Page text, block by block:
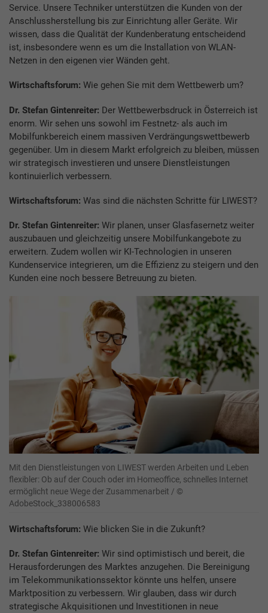
Service. Unsere Techniker unterstützen die Kunden von der
Anschlussherstellung bis zur Einrichtung aller Geräte. Wir
wissen, dass die Qualität der Kundenberatung entscheidend
ist, insbesondere wenn es um die Installation von WLAN-
Netzen in den eigenen vier Wänden geht.
Wirtschaftsforum: Wie gehen Sie mit dem Wettbewerb um?
Dr. Stefan Gintenreiter: Der Wettbewerbsdruck in Österreich ist
enorm. Wir sehen uns sowohl im Festnetz- als auch im
Mobilfunkbereich einem massiven Verdrängungswettbewerb
gegenüber. Um in diesem Markt erfolgreich zu bleiben, müssen
wir strategisch investieren und unsere Dienstleistungen
kontinuierlich verbessern.
Wirtschaftsforum: Was sind die nächsten Schritte für LIWEST?
Dr. Stefan Gintenreiter: Wir planen, unser Glasfasernetz weiter
auszubauen und gleichzeitig unsere Mobilfunkangebote zu
erweitern. Zudem wollen wir KI-Technologien in unseren
Kundenservice integrieren, um die Effizienz zu steigern und den
Kunden eine noch bessere Betreuung zu bieten.
Mit den Dienstleistungen von LIWEST werden Arbeiten und Leben
flexibler: Ob auf der Couch oder im Homeoffice, schnelles Internet
ermöglicht neue Wege der Zusammenarbeit / ©
AdobeStock_338006583
Wirtschaftsforum: Wie blicken Sie in die Zukunft?
Dr. Stefan Gintenreiter: Wir sind optimistisch und bereit, die
He­rausforderungen des Marktes anzugehen. Die Bereinigung
im Telekommunikationssektor könnte uns helfen, unsere
Marktposition zu verbessern. Wir glauben, dass wir durch
strategische Akquisitionen und Investitionen in neue